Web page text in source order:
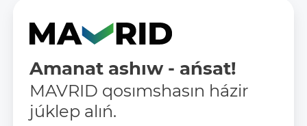
Amanat ashıw - ańsat!
MAVRID qosımshasın házir
júklep alıń.